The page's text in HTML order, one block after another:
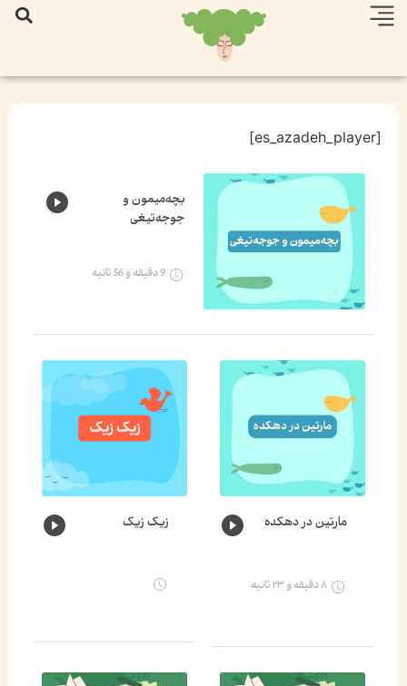
[es_azadeh_player]
بچه‌میمون و
جوجه‌تیغی
9 دقیقه و 56 ثانیه
مارتین در دهکده
۸ دقیقه و ۲۳ ثانیه
زیک زیک